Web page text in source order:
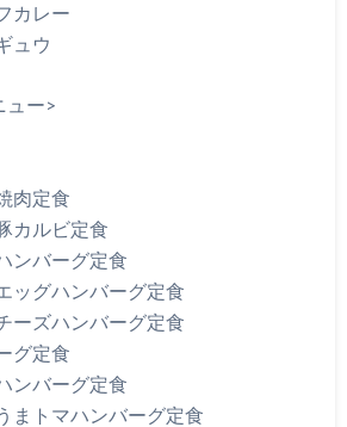
カレー
ュウ
ュー>
肉定食
カルビ定食
ンバーグ定食
ッグハンバーグ定食
ーズハンバーグ定食
グ定食
ンバーグ定食
まトマハンバーグ定食